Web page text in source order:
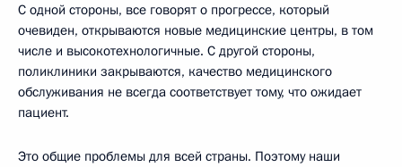
С одной стороны, все говорят о прогрессе, который
очевиден, открываются новые медицинские центры, в том
числе и высокотехнологичные. С другой стороны,
поликлиники закрываются, качество медицинского
обслуживания не всегда соответствует тому, что ожидает
пациент.
Это общие проблемы для всей страны. Поэтому наши